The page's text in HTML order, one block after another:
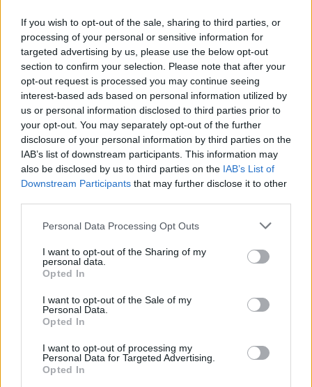
If you wish to opt-out of the sale, sharing to third parties, or
processing of your personal or sensitive information for
targeted advertising by us, please use the below opt-out
section to confirm your selection. Please note that after your
opt-out request is processed you may continue seeing
interest-based ads based on personal information utilized by
us or personal information disclosed to third parties prior to
your opt-out. You may separately opt-out of the further
disclosure of your personal information by third parties on the
IAB’s list of downstream participants. This information may
also be disclosed by us to third parties on the IAB’s List of
Downstream Participants that may further disclose it to other
Please note that this website/app uses one or more Google
not limited to your visit or usage behaviour. You may click to
grant or deny consent to Google and its third-party tags to
use your data for below specified purposes in below Google
consent section.
Personal Data Processing Opt Outs
I want to opt-out of the Sharing of my
personal data.
Opted In
I want to opt-out of the Sale of my
Personal Data.
Opted In
I want to opt-out of processing my
Personal Data for Targeted Advertising.
Opted In
μετακινήσεις σας στις απολύτως απαραίτητες και
ακολουθήστε τις οδηγίες των Αρχών» αναφέρει το
μήνυμα του 112.
Δείτε live την πορεία της κακοκαιρίας
Οδηγίες από την Πολιτική Προστασίας
Νωρίτερα, ο γενικός γραμματέας Πολιτικής
πραγματοποίησε έκτακτη ενημέρωση, μαζί με τον
υπαρχηγό του Πυροσβεστικού Σώματος, Ιωάννη
Πετρούτσο, για την εξέλιξη της κακοκαιρίας.
περιοχών που αναμένεται να πλήξει η κακοκαιρία,
να περιορίσουν τις μετακινήσεις τους στις